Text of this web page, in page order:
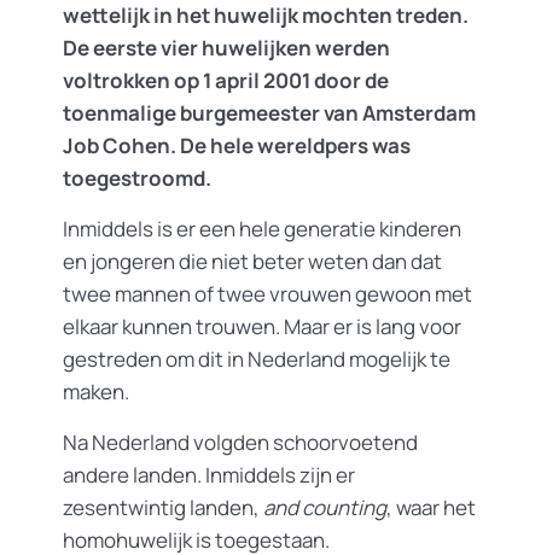
wettelijk in het huwelijk mochten treden.
De eerste vier huwelijken werden
voltrokken op 1 april 2001 door de
toenmalige burgemeester van Amsterdam
Job Cohen. De hele wereldpers was
toegestroomd.
Inmiddels is er een hele generatie kinderen
en jongeren die niet beter weten dan dat
twee mannen of twee vrouwen gewoon met
elkaar kunnen trouwen. Maar er is lang voor
gestreden om dit in Nederland mogelijk te
maken.
Na Nederland volgden schoorvoetend
andere landen. Inmiddels zijn er
zesentwintig landen, and counting, waar het
homohuwelijk is toegestaan.